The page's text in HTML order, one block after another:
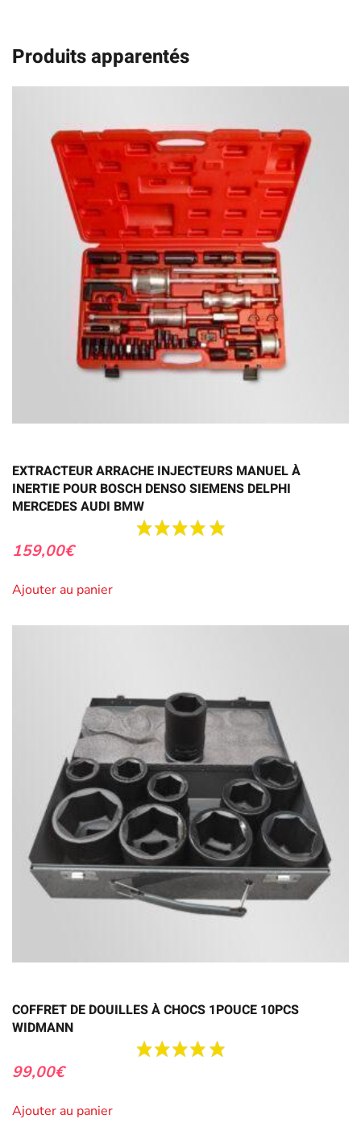
Produits apparentés
EXTRACTEUR ARRACHE INJECTEURS MANUEL À
INERTIE POUR BOSCH DENSO SIEMENS DELPHI
MERCEDES AUDI BMW
159,00€
Ajouter au panier
COFFRET DE DOUILLES À CHOCS 1POUCE 10PCS
WIDMANN
99,00€
Ajouter au panier